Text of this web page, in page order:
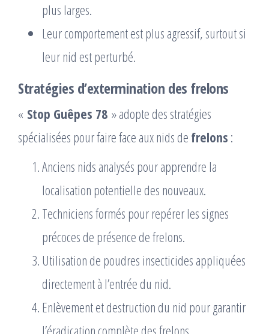
plus larges.
Leur comportement est plus agressif, surtout si
leur nid est perturbé.
Stratégies d’extermination des frelons
« Stop Guêpes 78 » adopte des stratégies
spécialisées pour faire face aux nids de frelons :
Anciens nids analysés pour apprendre la
localisation potentielle des nouveaux.
Techniciens formés pour repérer les signes
précoces de présence de frelons.
Utilisation de poudres insecticides appliquées
directement à l’entrée du nid.
Enlèvement et destruction du nid pour garantir
l’éradication complète des frelons.